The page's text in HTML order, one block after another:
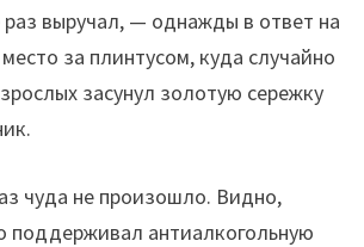
раз выручал, — однажды в ответ на
за плинтусом, куда случайно
засунул золотую сережку
чуда не произошло. Видно,
поддерживал антиалкогольную